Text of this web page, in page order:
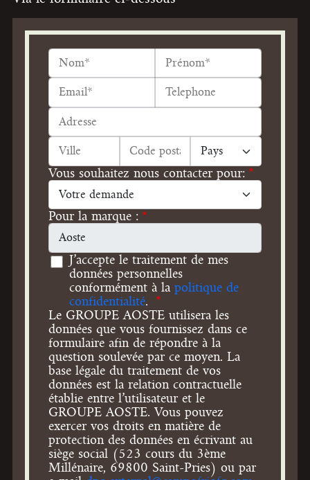
Vous souhaitez nous contacter pour:
Pour la marque :
J’accepte le traitement de mes
données personnelles
conformément à la politique de
confidentialité.
Le GROUPE AOSTE utilisera les
données que vous fournissez dans ce
formulaire afin de répondre à la
question soulevée par ce moyen. La
base légale du traitement de vos
données est la relation contractuelle
établie entre l’utilisateur et le
GROUPE AOSTE. Vous pouvez
exercer vos droits en matière de
protection des données en écrivant au
siège social (523 cours du 3ème
Millénaire, 69800 Saint-Pries) ou par